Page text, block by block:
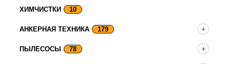
ХИМЧИСТКИ 10
АНКЕРНАЯ ТЕХНИКА 179
ПЫЛЕСОСЫ 78